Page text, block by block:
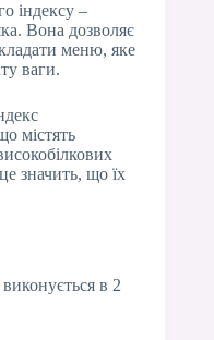
індексу –
Вона дозволяє
меню, яке
ваги.
містять
значить, що їх
в 2